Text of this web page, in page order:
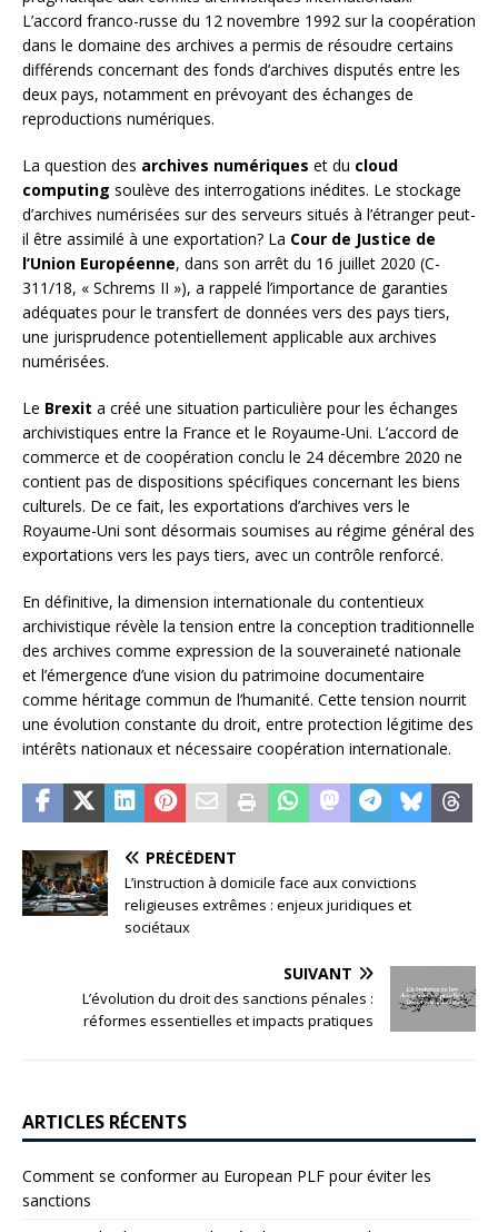
L’accord franco-russe du 12 novembre 1992 sur la coopération
dans le domaine des archives a permis de résoudre certains
différends concernant des fonds d’archives disputés entre les
deux pays, notamment en prévoyant des échanges de
reproductions numériques.
La question des archives numériques et du cloud
computing soulève des interrogations inédites. Le stockage
d’archives numérisées sur des serveurs situés à l’étranger peut-
il être assimilé à une exportation? La Cour de Justice de
l’Union Européenne, dans son arrêt du 16 juillet 2020 (C-
311/18, « Schrems II »), a rappelé l’importance de garanties
adéquates pour le transfert de données vers des pays tiers,
une jurisprudence potentiellement applicable aux archives
numérisées.
Le Brexit a créé une situation particulière pour les échanges
archivistiques entre la France et le Royaume-Uni. L’accord de
commerce et de coopération conclu le 24 décembre 2020 ne
contient pas de dispositions spécifiques concernant les biens
culturels. De ce fait, les exportations d’archives vers le
Royaume-Uni sont désormais soumises au régime général des
exportations vers les pays tiers, avec un contrôle renforcé.
En définitive, la dimension internationale du contentieux
archivistique révèle la tension entre la conception traditionnelle
des archives comme expression de la souveraineté nationale
et l’émergence d’une vision du patrimoine documentaire
comme héritage commun de l’humanité. Cette tension nourrit
une évolution constante du droit, entre protection légitime des
intérêts nationaux et nécessaire coopération internationale.
PRÉCÉDENT
L’instruction à domicile face aux convictions
religieuses extrêmes : enjeux juridiques et
sociétaux
SUIVANT
L’évolution du droit des sanctions pénales :
réformes essentielles et impacts pratiques
ARTICLES RÉCENTS
Comment se conformer au European PLF pour éviter les
sanctions